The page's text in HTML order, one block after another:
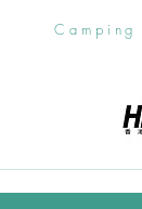
Camping